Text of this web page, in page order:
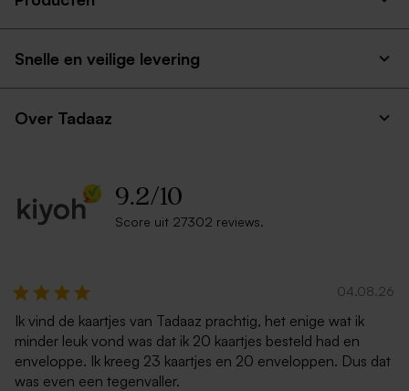
Snelle en veilige levering
Over Tadaaz
9.2/10
Score uit 27302 reviews.
04.08.26
Ik vind de kaartjes van Tadaaz prachtig, het enige wat ik
minder leuk vond was dat ik 20 kaartjes besteld had en
enveloppe. Ik kreeg 23 kaartjes en 20 enveloppen. Dus dat
was even een tegenvaller.